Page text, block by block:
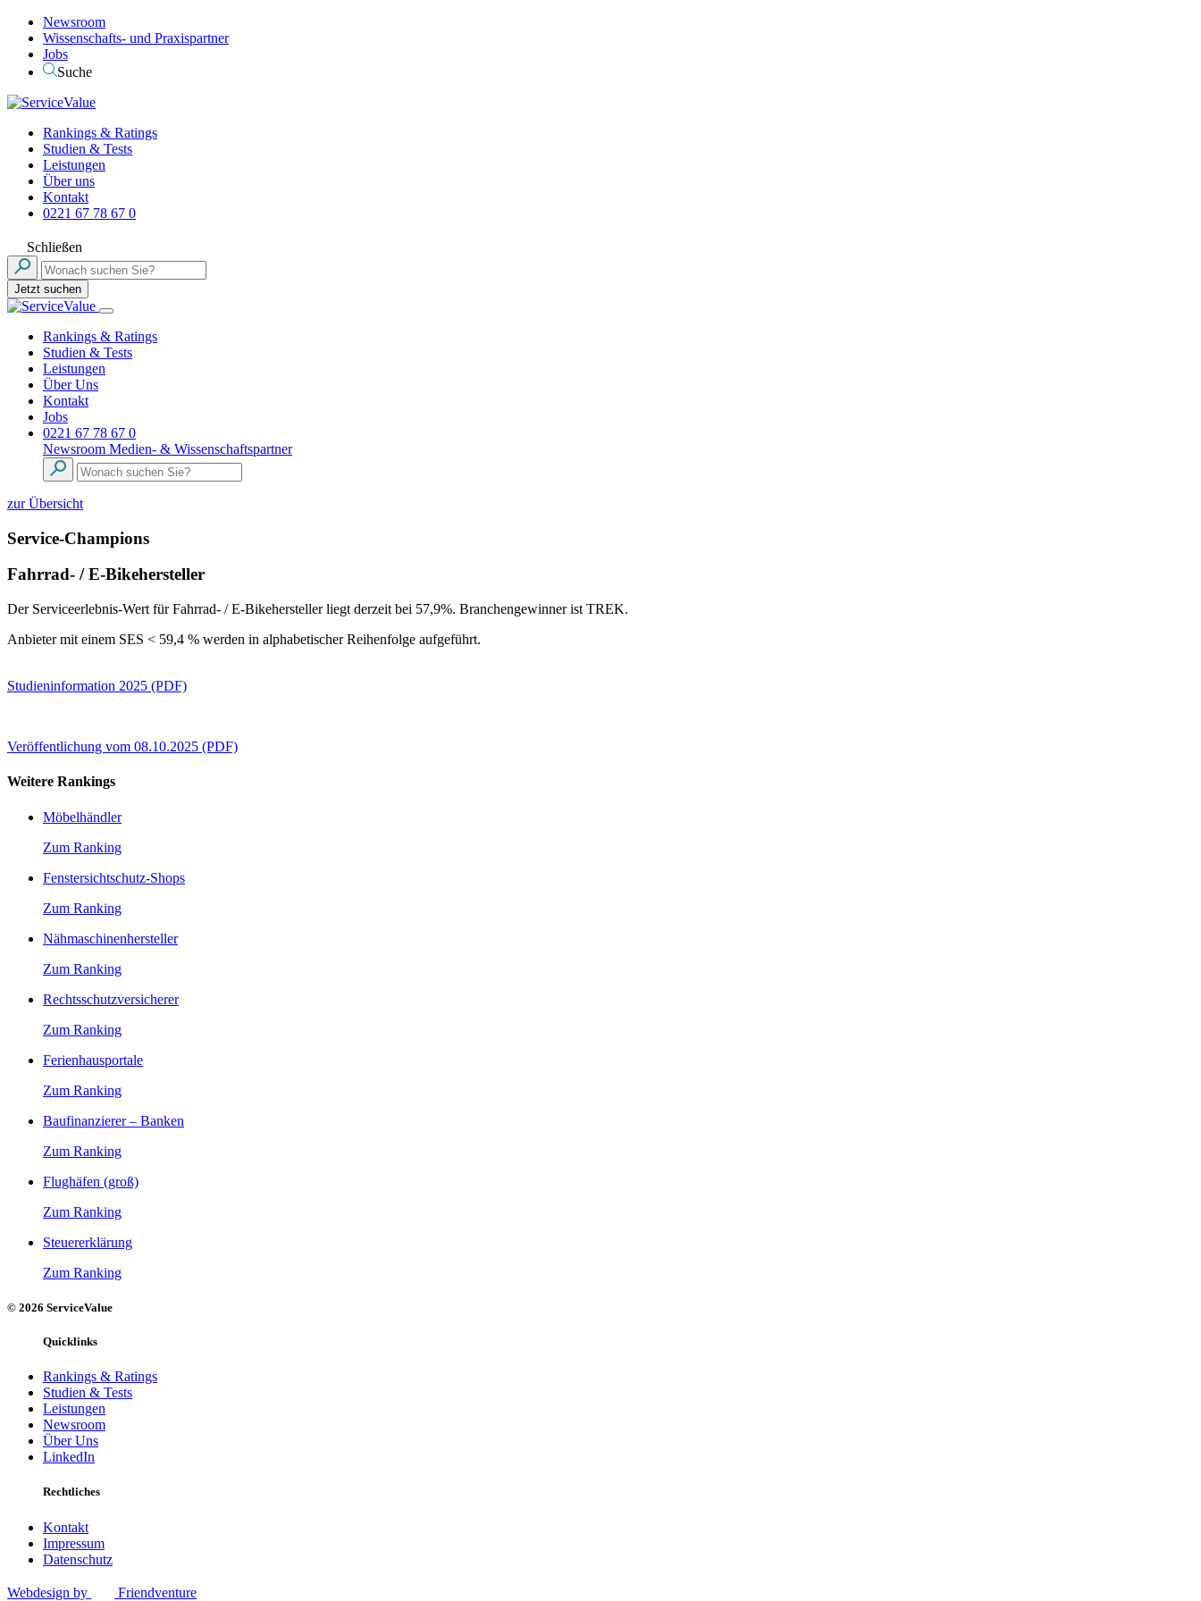
Newsroom
Wissenschafts- und Praxispartner
Jobs
Suche
Rankings & Ratings
Studien & Tests
Leistungen
Über uns
Kontakt
0221 67 78 67 0
Schließen
Jetzt suchen
Rankings & Ratings
Studien & Tests
Leistungen
Über Uns
Kontakt
Jobs
0221 67 78 67 0
Newsroom Medien- & Wissenschaftspartner
zur Übersicht
Service-Champions
Fahrrad- / E-Bikehersteller
Der Serviceerlebnis-Wert für Fahrrad- / E-Bikehersteller liegt derzeit bei 57,9%. Branchengewinner ist TREK.
Anbieter mit einem SES < 59,4 % werden in alphabetischer Reihenfolge aufgeführt.
Studieninformation 2025 (PDF)
Veröffentlichung vom 08.10.2025 (PDF)
Weitere Rankings
Möbelhändler
Zum Ranking
Fenstersichtschutz-Shops
Zum Ranking
Nähmaschinenhersteller
Zum Ranking
Rechtsschutzversicherer
Zum Ranking
Ferienhausportale
Zum Ranking
Baufinanzierer – Banken
Zum Ranking
Flughäfen (groß)
Zum Ranking
Steuererklärung
Zum Ranking
© 2026 ServiceValue
Quicklinks
Rankings & Ratings
Studien & Tests
Leistungen
Newsroom
Über Uns
LinkedIn
Rechtliches
Kontakt
Impressum
Datenschutz
Webdesign by Friendventure